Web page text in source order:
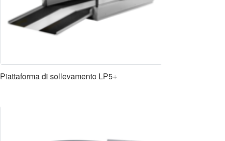
Piattaforma di sollevamento LP5+